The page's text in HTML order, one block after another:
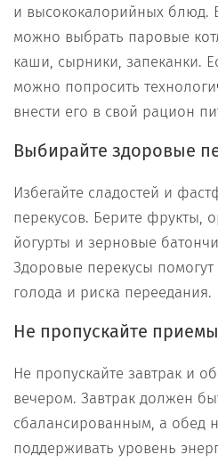
и высококалорийных блюд.
можно выбрать паровые
каши, сырники, запеканки.
можно попросить
внести его в свой рацион
Выбирайте здоровые
Избегайте сладостей и
перекусов. Берите фрукты,
йогурты и зерновые
Здоровые перекусы помогут
голода и риска переедания.
Не пропускайте
Не пропускайте завтрак и
вечером. Завтрак должен
сбалансированным, а обед
поддерживать уровень